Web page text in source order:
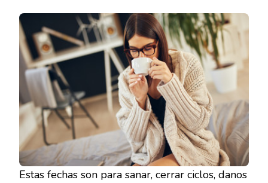
Estas fechas son para sanar, cerrar ciclos, danos